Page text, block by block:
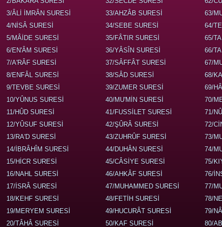
3/ÂLİ İMRÂN SURESİ
4/NİSÂ SURESİ
5/MÂİDE SURESİ
6/EN'ÂM SURESİ
7/A'RÂF SURESİ
8/ENFÂL SURESİ
9/TEVBE SURESİ
10/YÛNUS SURESİ
11/HÛD SURESİ
12/YÛSUF SURESİ
13/RA'D SURESİ
14/İBRÂHÎM SURESİ
15/HİCR SURESİ
16/NAHL SURESİ
17/İSRÂ SURESİ
18/KEHF SURESİ
19/MERYEM SURESİ
20/TÂHÂ SURESİ
33/AHZÂB SURESİ
34/SEBE SURESİ
35/FÂTIR SURESİ
36/YÂSÎN SURESİ
37/SÂFFÂT SURESİ
38/SÂD SURESİ
39/ZUMER SURESİ
40/MU'MİN SURESİ
41/FUSSİLET SURESİ
42/ŞÛRÂ SURESİ
43/ZUHRÛF SURESİ
44/DUHÂN SURESİ
45/CÂSİYE SURESİ
46/AHKÂF SURESİ
47/MUHAMMED SURESİ
48/FETİH SURESİ
49/HUCURÂT SURESİ
50/KAF SURESİ
63/
64/
65/
66/
67/
68/
69/
70/
71/
72/
73/
74/
75/
76/
77/
78/
79/
80/